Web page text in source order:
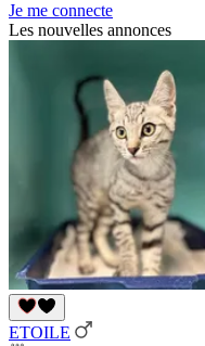
Je me connecte
Les nouvelles annonces
ETOILE